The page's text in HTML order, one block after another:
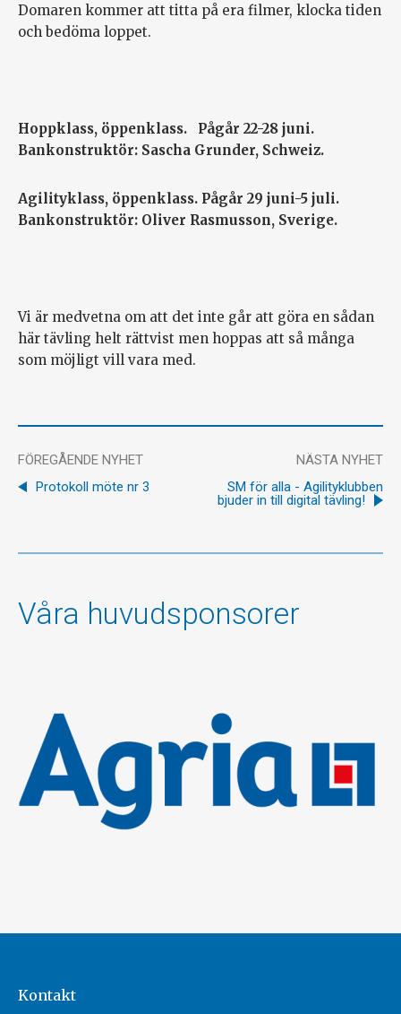
Domaren kommer att titta på era filmer, klocka tiden
och bedöma loppet.
Hoppklass, öppenklass. Pågår 22-28 juni.
Bankonstruktör: Sascha Grunder, Schweiz.
Agilityklass, öppenklass. Pågår 29 juni-5 juli.
Bankonstruktör: Oliver Rasmusson, Sverige.
Vi är medvetna om att det inte går att göra en sådan
här tävling helt rättvist men hoppas att så många
som möjligt vill vara med.
FÖREGÅENDE NYHET
Protokoll möte nr 3
NÄSTA NYHET
SM för alla - Agilityklubben
bjuder in till digital tävling!
Våra huvudsponsorer
Kontakt